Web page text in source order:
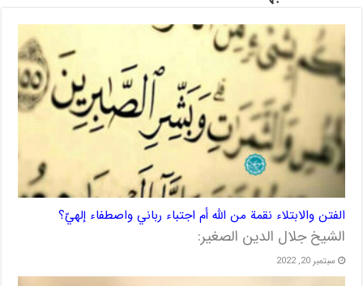
الفتن والابتلاء نقمة من الله أم اجتباء رباني واصطفاء إلهيّ؟
الشيخ جلال الدين الصغير:
سبتمبر 20, 2022